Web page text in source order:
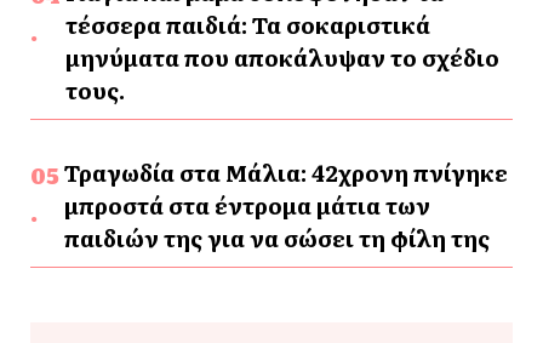
τέσσερα παιδιά: Τα σοκαριστικά
μηνύματα που αποκάλυψαν το σχέδιο
τους.
Τραγωδία στα Μάλια: 42χρονη πνίγηκε
μπροστά στα έντρομα μάτια των
παιδιών της για να σώσει τη φίλη της